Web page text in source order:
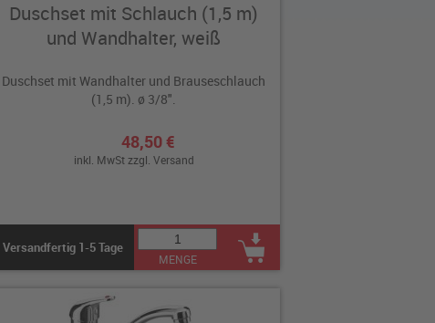
Duschset mit Schlauch (1,5 m)
und Wandhalter, weiß
Duschset mit Wandhalter und Brauseschlauch
(1,5 m). ø 3/8".
48,50 €
inkl. MwSt zzgl. Versand
Versandfertig 1-5 Tage
MENGE